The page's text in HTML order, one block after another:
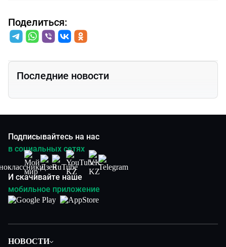
Поделиться:
Последние новости
Подписывайтесь на нас
в социальных сетях
И скачивайте наше
мобильное приложение
НОВОСТИ